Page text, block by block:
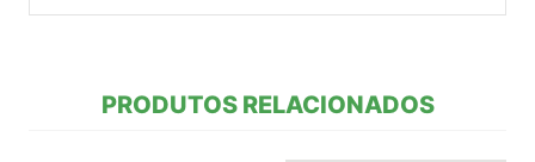
PRODUTOS RELACIONADOS